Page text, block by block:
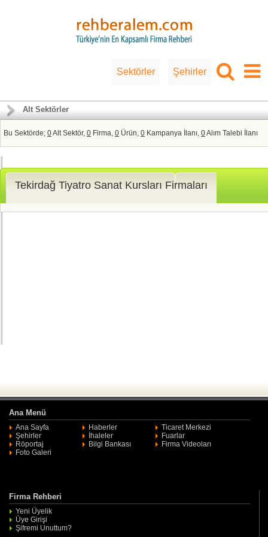
Sektörler Şehirler
Alt Sektörler
Bu Sektörde; 0Alt Sektör, 0 Firma, 0 Ürün, 0 Kampanya İlanı, 0Alım Talebi İlanı
Tekirdağ Tiyatro Sanat Kursları Firmaları
Ana Menü
Ana Sayfa Haberler
Ticaret Merkezi
Şehirler
İhaleler
Fuarlar
Röportaj
Bilgi Bankası
Firma Videoları
Foto Galeri
Firma Rehberi
Yeni Üyelik
Üye Girişi
Şifremi Unuttum?